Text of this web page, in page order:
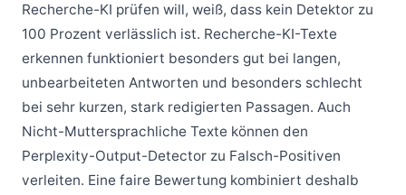
Recherche-KI prüfen will, weiß, dass kein Detektor zu
100 Prozent verlässlich ist. Recherche-KI-Texte
erkennen funktioniert besonders gut bei langen,
unbearbeiteten Antworten und besonders schlecht
bei sehr kurzen, stark redigierten Passagen. Auch
Nicht-Muttersprachliche Texte können den
Perplexity-Output-Detector zu Falsch-Positiven
verleiten. Eine faire Bewertung kombiniert deshalb